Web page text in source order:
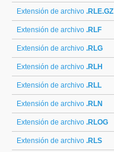
Extensión de archivo .RLE.GZ
Extensión de archivo .RLF
Extensión de archivo .RLG
Extensión de archivo .RLH
Extensión de archivo .RLL
Extensión de archivo .RLN
Extensión de archivo .RLOG
Extensión de archivo .RLS